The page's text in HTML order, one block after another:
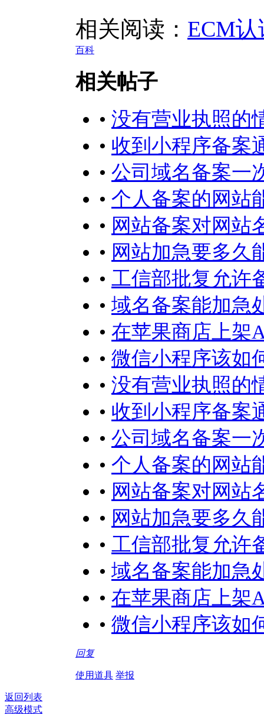
相关阅读： ECM
百科
相关帖子
• 没有营业执照的
• 收到小程序备案
• 公司域名备案一
• 个人备案的网站
• 网站备案对网站
• 网站加急要多久
• 工信部批复允许
• 域名备案能加急
• 在苹果商店上架
• 微信小程序该如
• 没有营业执照的
• 收到小程序备案
• 公司域名备案一
• 个人备案的网站
• 网站备案对网站
• 网站加急要多久
• 工信部批复允许
• 域名备案能加急
• 在苹果商店上架
• 微信小程序该如
回复
使用道具 举报
返回列表
高级模式